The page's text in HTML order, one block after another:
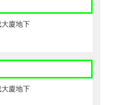
廈地下
廈地下